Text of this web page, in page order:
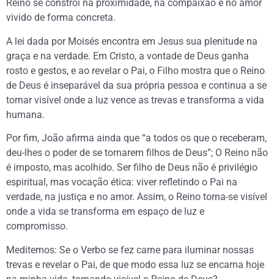
Reino se constrói na proximidade, na compaixão e no amor
vivido de forma concreta.
A lei dada por Moisés encontra em Jesus sua plenitude na
graça e na verdade. Em Cristo, a vontade de Deus ganha
rosto e gestos, e ao revelar o Pai, o Filho mostra que o Reino
de Deus é inseparável da sua própria pessoa e continua a se
tornar visível onde a luz vence as trevas e transforma a vida
humana.
Por fim, João afirma ainda que “a todos os que o receberam,
deu-lhes o poder de se tornarem filhos de Deus”; O Reino não
é imposto, mas acolhido. Ser filho de Deus não é privilégio
espiritual, mas vocação ética: viver refletindo o Pai na
verdade, na justiça e no amor. Assim, o Reino torna-se visível
onde a vida se transforma em espaço de luz e
compromisso.
Meditemos: Se o Verbo se fez carne para iluminar nossas
trevas e revelar o Pai, de que modo essa luz se encarna hoje